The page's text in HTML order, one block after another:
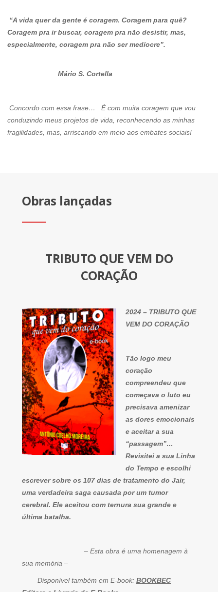
“A vida quer da gente é coragem. Coragem para quê?
Coragem pra ir buscar, coragem pra não desistir, mas,
especialmente, coragem pra não ser medíocre”.
Mário S. Cortella
Concordo com essa frase… É com muita coragem que vou
conduzindo meus projetos de vida, reconhecendo as minhas
fragilidades, mas, arriscando em meio aos embates sociais!
Obras lançadas
TRIBUTO QUE VEM DO
CORAÇÃO
2024 – TRIBUTO QUE
VEM DO CORAÇÃO
Tão logo meu
coração
compreendeu que
começava o luto eu
precisava amenizar
as dores emocionais
e aceitar a sua
“passagem”…
Revisitei a sua Linha
do Tempo e escolhi
escrever sobre os 107 dias de tratamento do Jair,
uma verdadeira saga causada por um tumor
cerebral. Ele aceitou com ternura sua grande e
última batalha.
– Esta obra é uma homenagem à
sua memória –
Disponível também em E-book: BOOKBEC